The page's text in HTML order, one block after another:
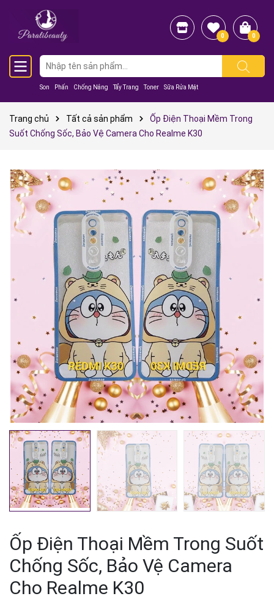
Son Phấn Chống Nắng Tẩy Trang Toner Sữa Rửa Mặt
0 0
Trang chủ Tất cả sản phẩm
Ốp Điện Thoại Mềm Trong
Suốt Chống Sốc, Bảo Vệ Camera Cho Realme K30
Ốp Điện Thoại Mềm Trong Suốt
Chống Sốc, Bảo Vệ Camera
Cho Realme K30
Mã giảm giá:
Ngày hết hạn:
Điều kiện: